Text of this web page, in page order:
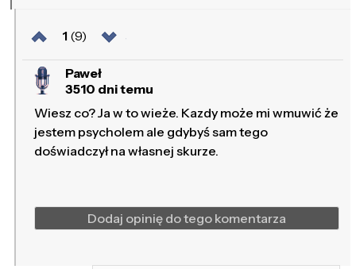
1 (9)
Paweł
3510 dni temu
Wiesz co? Ja w to wieże. Kazdy może mi wmuwić że
jestem psycholem ale gdybyś sam tego
doświadczył na własnej skurze.
Dodaj opinię do tego komentarza